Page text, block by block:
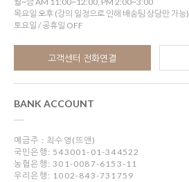
목요일 오후 (강의 일정으로 인해 배송팀 상담만 가능)
토요일 / 공휴일 OFF
고객센터 전화연결
BANK ACCOUNT
예금주 : 최수영(뜨앤)
국민은행: 543001-01-344522
농협은행: 301-0087-6153-11
우리은행: 1002-843-731759